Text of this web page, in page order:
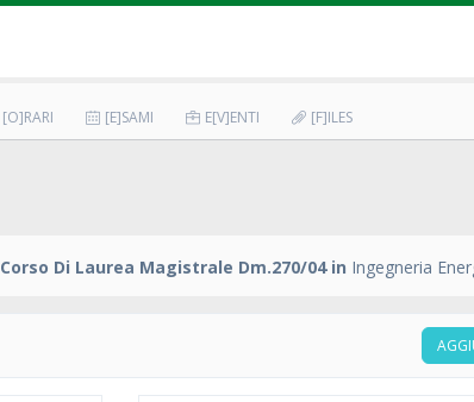
[O]RARI [E]SAMI E[V]ENTI [F]ILES
Corso Di Laurea Magistrale Dm.270/04 in Ingegneria